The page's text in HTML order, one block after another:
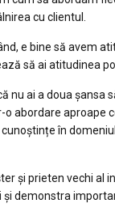
cu clientul.
e bine să avem
să ai atitudinea
nu ai a doua șansa
abordare aproape
în
și prieten vechi al
și demonstra